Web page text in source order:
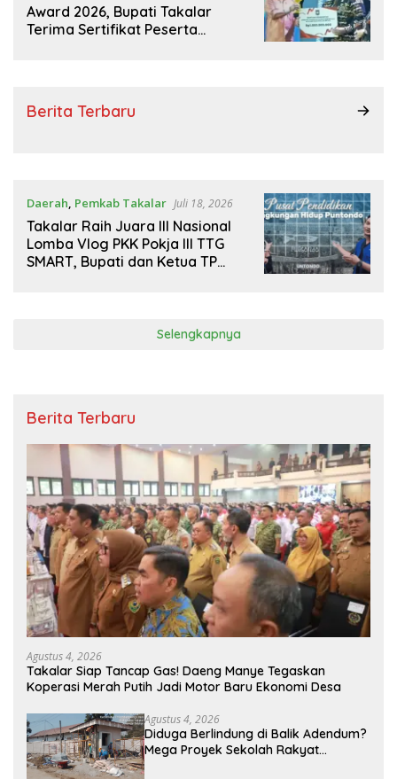
Award 2026, Bupati Takalar
Terima Sertifikat Peserta
Berita Terbaru
Daerah, Pemkab Takalar Juli 18, 2026
Takalar Raih Juara III Nasional
Lomba Vlog PKK Pokja III TTG
SMART, Bupati dan Ketua TP
Selengkapnya
Berita Terbaru
Agustus 4, 2026
Takalar Siap Tancap Gas! Daeng Manye Tegaskan
Koperasi Merah Putih Jadi Motor Baru Ekonomi Desa
Agustus 4, 2026
Diduga Berlindung di Balik Adendum?
Mega Proyek Sekolah Rakyat